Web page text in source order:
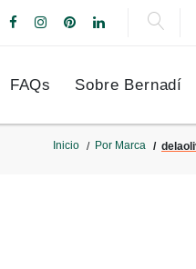
FAQs Sobre Bernadí
Inicio Por Marca